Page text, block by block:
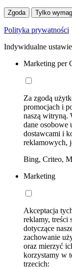
Zgoda Tylko
Polityka prywatności
Indywidualne
Marketing per
Za zgodą
promocjach i
naszą witryną.
dane osobowe
dostawcami i
reklamowych,
Bing, Criteo,
Marketing
Akceptacja
reklamy, treści
dotyczące
zachowanie
oraz mierzyć
korzystamy w
trzecich: